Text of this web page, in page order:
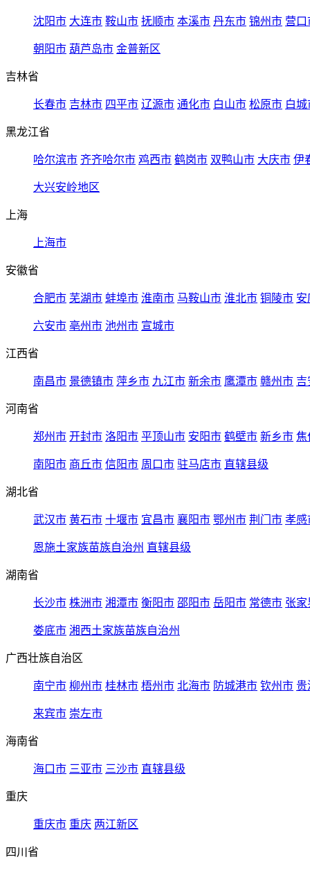
沈阳市 大连市 鞍山市 抚顺市 本溪市 丹东市 锦州市 营口
朝阳市 葫芦岛市 金普新区
吉林省
长春市 吉林市 四平市 辽源市 通化市 白山市 松原市 白城
黑龙江省
哈尔滨市 齐齐哈尔市 鸡西市 鹤岗市 双鸭山市 大庆市 伊
大兴安岭地区
上海
上海市
安徽省
合肥市 芜湖市 蚌埠市 淮南市 马鞍山市 淮北市 铜陵市 安
六安市 亳州市 池州市 宣城市
江西省
南昌市 景德镇市 萍乡市 九江市 新余市 鹰潭市 赣州市 吉
河南省
郑州市 开封市 洛阳市 平顶山市 安阳市 鹤壁市 新乡市 焦
南阳市 商丘市 信阳市 周口市 驻马店市 直辖县级
湖北省
武汉市 黄石市 十堰市 宜昌市 襄阳市 鄂州市 荆门市 孝感
恩施土家族苗族自治州 直辖县级
湖南省
长沙市 株洲市 湘潭市 衡阳市 邵阳市 岳阳市 常德市 张家
娄底市 湘西土家族苗族自治州
广西壮族自治区
南宁市 柳州市 桂林市 梧州市 北海市 防城港市 钦州市 贵
来宾市 崇左市
海南省
海口市 三亚市 三沙市 直辖县级
重庆
重庆市 重庆 两江新区
四川省